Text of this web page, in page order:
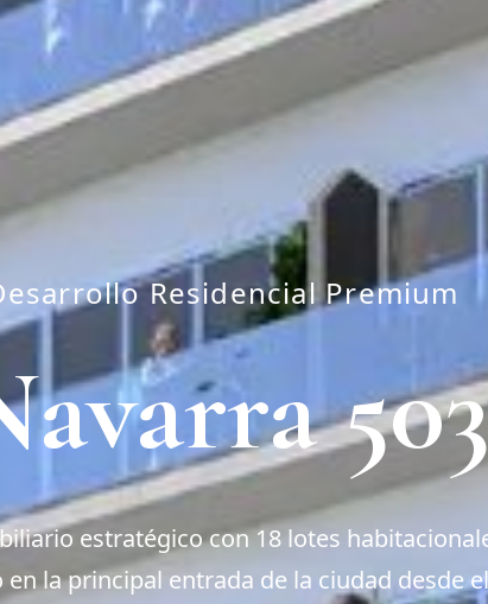
Residencial Premium
503
estratégico con 18 lotes
la principal entrada de la ciudad desde